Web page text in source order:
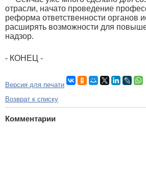
отрасли, начато проведение
реформа ответственности органов
расширять возможности для
надзор.
- КОНЕЦ -
Версия для печати
Возврат к списку
Комментарии